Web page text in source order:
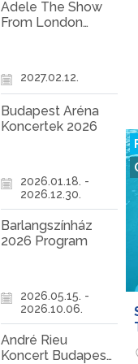
Adele The Show
From London
2027.02.12.
Budapest Aréna
Koncertek 2026
2026.01.18. -
2026.12.30.
Barlangszínház
2026 Program
2026.05.15. -
2026.10.06.
André Rieu
Koncert Budapest